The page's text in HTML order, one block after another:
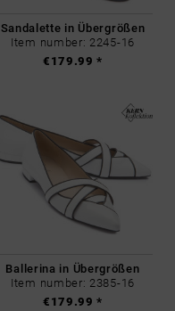
Sandalette in Übergrößen
Item number: 2245-16
€179.99 *
Ballerina in Übergrößen
Item number: 2385-16
€179.99 *